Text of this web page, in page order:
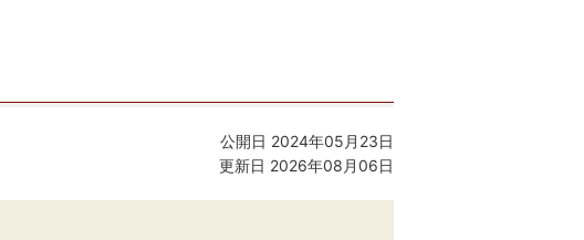
公開日 2024年05月23日
更新日 2026年08月06日